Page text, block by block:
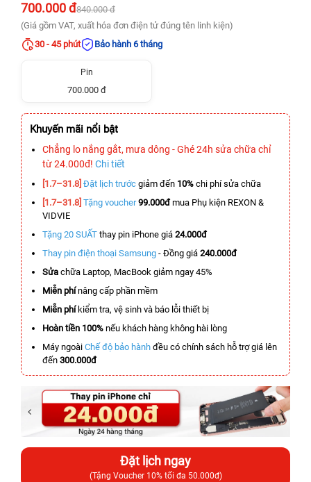
700.000 đ840.000 đ
(Giá gồm VAT, xuất hóa đơn điện tử đúng tên linh kiện)
30 - 45 phút
Bảo hành 6 tháng
Pin
700.000 đ
Khuyến mãi nổi bật
Chẳng lo nắng gắt, mưa dông - Ghé 24h sửa chữa chỉ
từ 24.000đ! Chi tiết
[1.7–31.8] Đặt lịch trước giảm đến 10% chi phí sửa chữa
[1.7–31.8] Tặng voucher 99.000đmua Phụ kiện REXON &
VIDVIE
Tặng 20 SUẤT thay pin iPhone giá 24.000đ
Thay pin điện thoại Samsung - Đồng giá 240.000đ
Sửa chữa Laptop, MacBook giảm ngay 45%
Miễn phínâng cấp phần mềm
Miễn phíkiểm tra, vệ sinh và báo lỗi thiết bị
Hoàn tiền 100% nếu khách hàng không hài lòng
Máy ngoài Chế độ bảo hành đều có chính sách hỗ trợ giá lên
đến 300.000đ
Đặt lịch ngay
(Tặng Voucher 10% tối đa 50.000đ)